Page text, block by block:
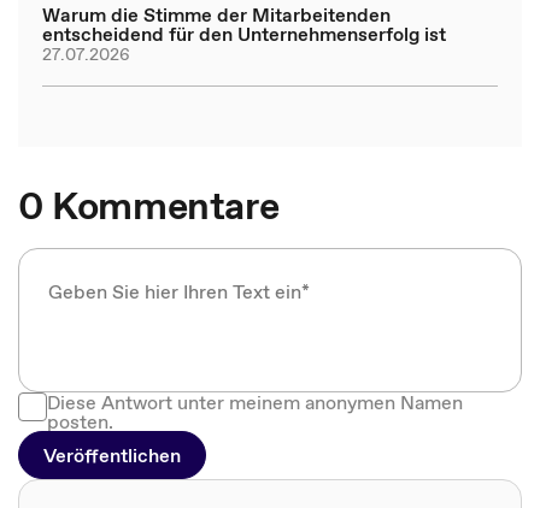
Warum die Stimme der Mitarbeitenden
entscheidend für den Unternehmenserfolg ist
27.07.2026
0 Kommentare
Diese Antwort unter meinem anonymen Namen
posten.
Veröffentlichen